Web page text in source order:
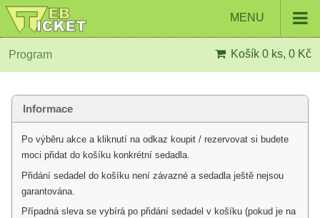
MENU
Program Košík 0 ks, 0 Kč
Informace
Po výběru akce a kliknutí na odkaz koupit / rezervovat si budete
moci přidat do košíku konkrétní sedadla.
Přidání sedadel do košíku není závazné a sedadla ještě nejsou
garantována.
Případná sleva se vybírá po přidání sedadel v košíku (pokud je na